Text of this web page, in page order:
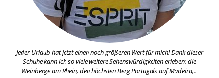
Jeder Urlaub hat jetzt einen noch größeren Wert für mich! Dank dieser
Schuhe kann ich so viele weitere Sehenswürdigkeiten erleben: die
Weinberge am Rhein, den höchsten Berg Portugals auf Madeira,...